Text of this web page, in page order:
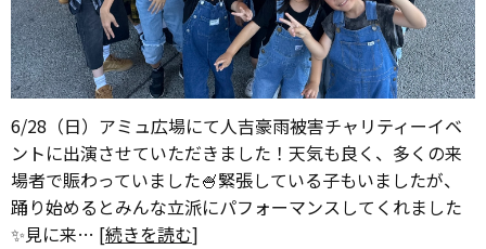
6/28（日）アミュ広場にて人吉豪雨被害チャリティーイベ
ントに出演させていただきました！天気も良く、多くの来
場者で賑わっていました🍧緊張している子もいましたが、
踊り始めるとみんな立派にパフォーマンスしてくれました
✨見に来… [続きを読む]